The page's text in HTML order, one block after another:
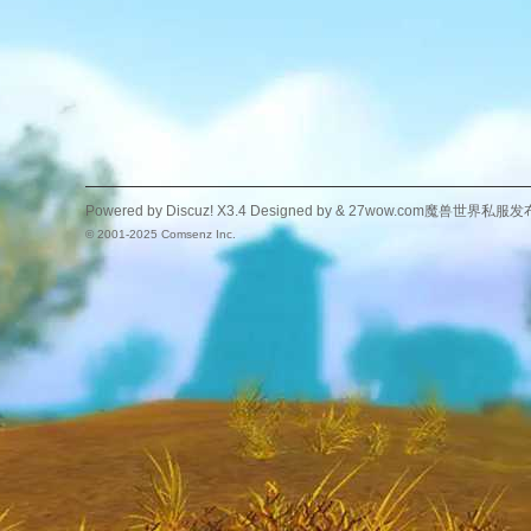
Powered by Discuz! X3.4 Designed by & 27wow.com魔兽世界私服发
© 2001-2025 Comsenz Inc.